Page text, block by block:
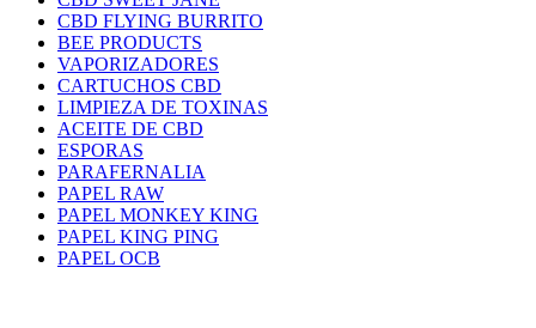
CBD FLYING BURRITO
BEE PRODUCTS
VAPORIZADORES
CARTUCHOS CBD
LIMPIEZA DE TOXINAS
ACEITE DE CBD
ESPORAS
PARAFERNALIA
PAPEL RAW
PAPEL MONKEY KING
PAPEL KING PING
PAPEL OCB